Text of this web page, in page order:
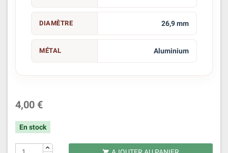
DIAMÈTRE 26,9 mm
MÉTAL Aluminium
4,00 €
En stock